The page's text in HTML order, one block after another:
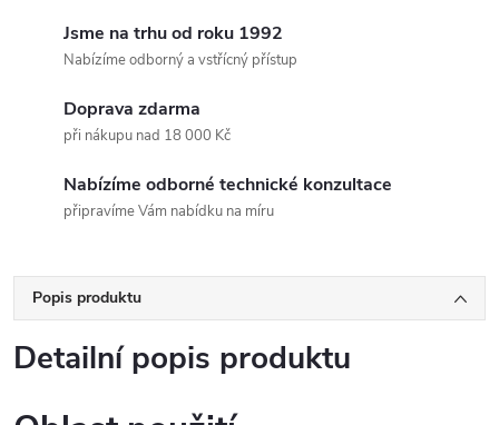
Jsme na trhu od roku 1992
Nabízíme odborný a vstřícný přístup
Doprava zdarma
při nákupu nad 18 000 Kč
Nabízíme odborné technické konzultace
připravíme Vám nabídku na míru
Popis produktu
Detailní popis produktu